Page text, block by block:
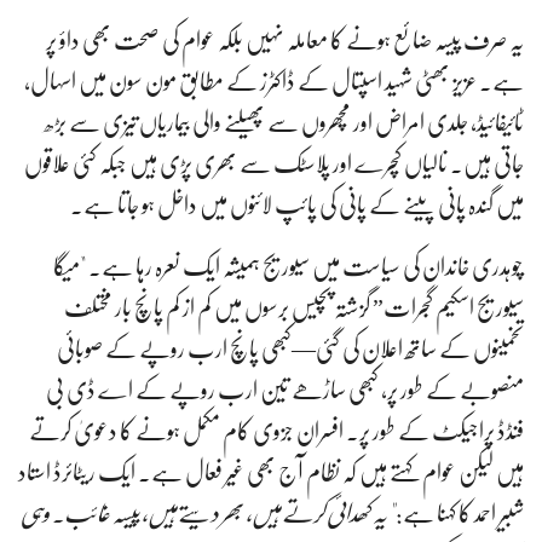
یہ صرف پیسہ ضائع ہونے کا معاملہ نہیں بلکہ عوام کی صحت بھی داؤ پر
ہے۔ عزیز بھٹی شہید اسپتال کے ڈاکٹرز کے مطابق مون سون میں اسہال،
ٹائیفائیڈ، جلدی امراض اور مچھروں سے پھیلنے والی بیماریاں تیزی سے بڑھ
جاتی ہیں۔ نالیاں کچرے اور پلاسٹک سے بھری پڑی ہیں جبکہ کئی علاقوں
میں گندہ پانی پینے کے پانی کی پائپ لائنوں میں داخل ہو جاتا ہے۔
چوہدری خاندان کی سیاست میں سیوریج ہمیشہ ایک نعرہ رہا ہے۔ "میگا
سیوریج اسکیم گجرات” گزشتہ پچیس برسوں میں کم از کم پانچ بار مختلف
تخمینوں کے ساتھ اعلان کی گئی—کبھی پانچ ارب روپے کے صوبائی
منصوبے کے طور پر، کبھی ساڑھے تین ارب روپے کے اے ڈی بی
فنڈڈ پراجیکٹ کے طور پر۔ افسران جزوی کام مکمل ہونے کا دعویٰ کرتے
ہیں لیکن عوام کہتے ہیں کہ نظام آج بھی غیر فعال ہے۔ ایک ریٹائرڈ استاد
شبیر احمد کا کہنا ہے: "یہ کھدائی کرتے ہیں، بھر دیتے ہیں، پیسہ غائب۔ وہی